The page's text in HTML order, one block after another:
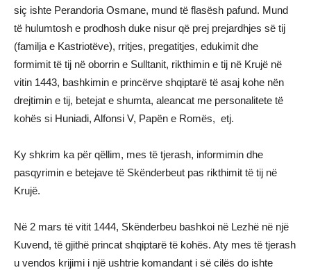
siç ishte Perandoria Osmane, mund të flasësh pafund. Mund
të hulumtosh e prodhosh duke nisur që prej prejardhjes së tij
(familja e Kastriotëve), rritjes, pregatitjes, edukimit dhe
formimit të tij në oborrin e Sulltanit, rikthimin e tij në Krujë në
vitin 1443, bashkimin e princërve shqiptarë të asaj kohe nën
drejtimin e tij, betejat e shumta, aleancat me personalitete të
kohës si Huniadi, Alfonsi V, Papën e Romës, etj.
Ky shkrim ka për qëllim, mes të tjerash, informimin dhe
pasqyrimin e betejave të Skënderbeut pas rikthimit të tij në
Krujë.
Në 2 mars të vitit 1444, Skënderbeu bashkoi në Lezhë në një
Kuvend, të gjithë princat shqiptarë të kohës. Aty mes të tjerash
u vendos krijimi i një ushtrie komandant i së cilës do ishte